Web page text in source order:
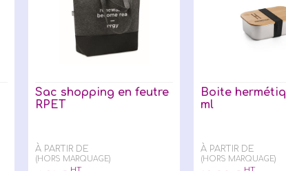
Sac shopping en feutre
RPET
À PARTIR DE
(HORS MARQUAGE)
Boite
ml
À PARTIR DE
(HORS MARQUAGE)